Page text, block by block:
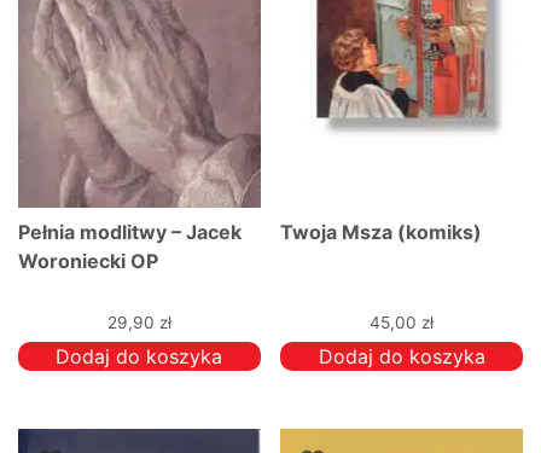
Pełnia modlitwy – Jacek
Woroniecki OP
29,90 zł
Dodaj do koszyka
Twoja Msza (komiks)
45,00 zł
Dodaj do koszyka